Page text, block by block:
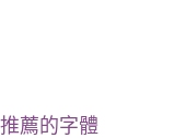
推薦的字體